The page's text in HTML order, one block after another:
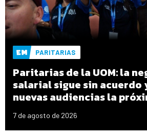
PARITARIAS
Paritarias de la UOM: la
salarial sigue sin acuerdo
nuevas audiencias la
7 de agosto de 2026